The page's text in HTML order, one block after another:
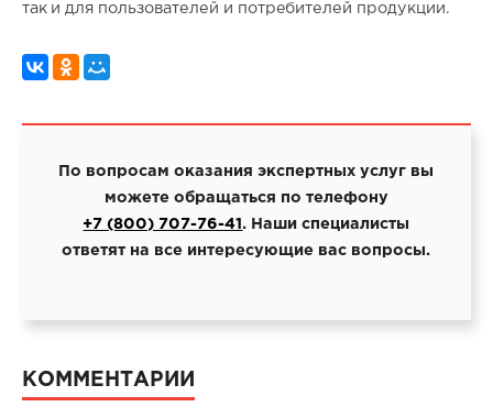
так и для пользователей и потребителей продукции.
По вопросам оказания экспертных услуг вы
можете обращаться по телефону
+7 (800) 707-76-41 . Наши специалисты
ответят на все интересующие вас вопросы.
КОММЕНТАРИИ